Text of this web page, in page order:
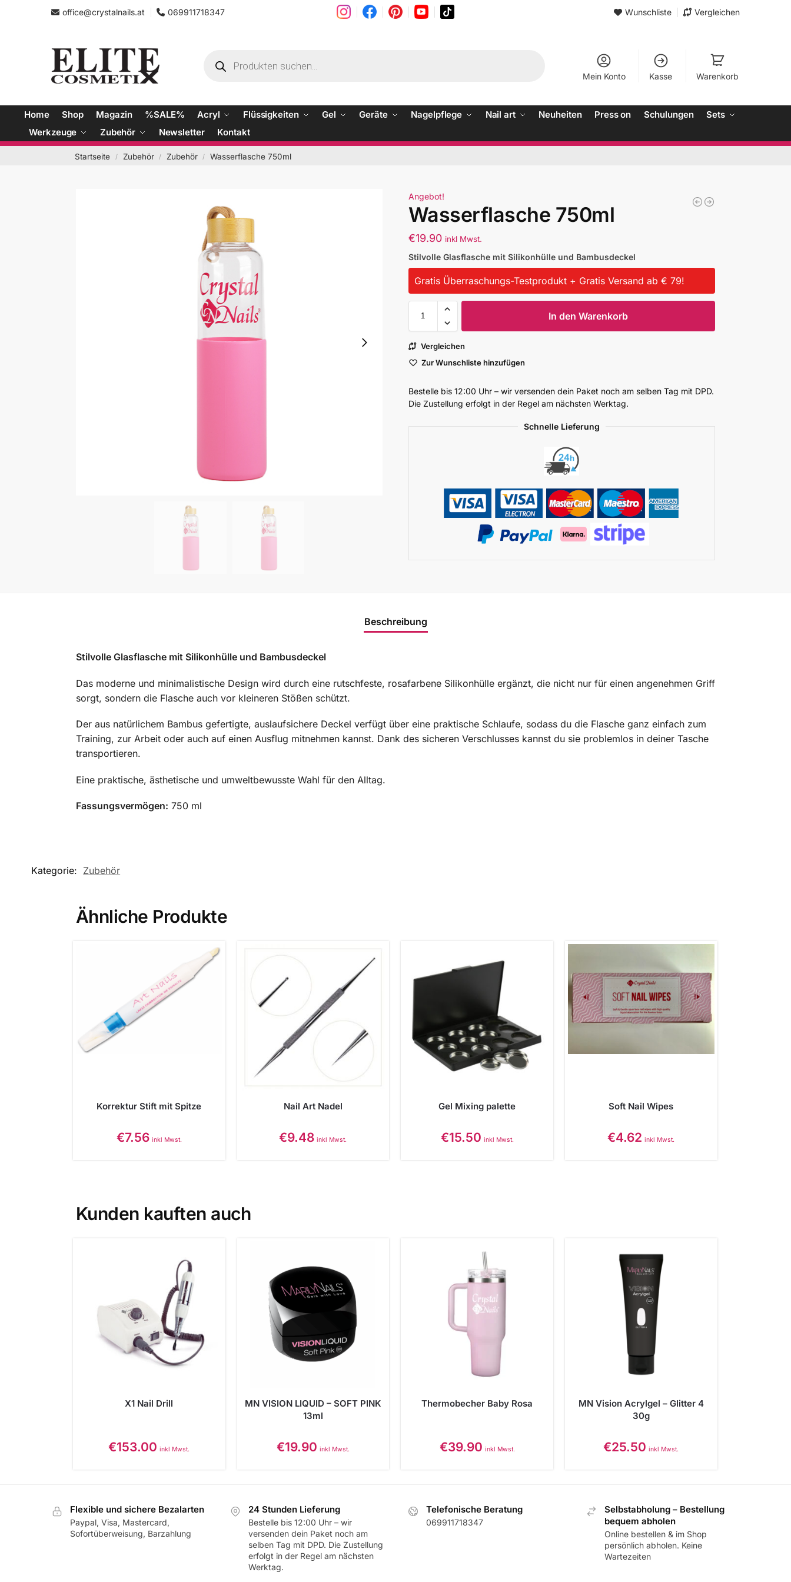
office@crystalnails.at 069911718347 Wunschliste Vergleichen
Mein Konto Kasse Warenkorb
Home Shop Magazin %SALE% Acryl Flüssigkeiten Gel Geräte Nagelpflege Nail art Neuheiten Press on Schulungen
Sets
Werkzeuge
Zubehör Newsletter Kontakt
Startseite / Zubehör / Zubehör / Wasserflasche 750ml
Angebot!
Wasserflasche 750ml
€19.90 inkl Mwst.
Stilvolle Glasflasche mit Silikonhülle und Bambusdeckel
Gratis Überraschungs-Testprodukt + Gratis Versand ab € 79!
In den Warenkorb
Vergleichen
Zur Wunschliste hinzufügen
Bestelle bis 12:00 Uhr – wir versenden dein Paket noch am selben Tag mit DPD.
Die Zustellung erfolgt in der Regel am nächsten Werktag.
Schnelle Lieferung
Beschreibung
Stilvolle Glasflasche mit Silikonhülle und Bambusdeckel
Das moderne und minimalistische Design wird durch eine rutschfeste, rosafarbene Silikonhülle ergänzt, die nicht nur für einen angenehmen Griff
sorgt, sondern die Flasche auch vor kleineren Stößen schützt.
Der aus natürlichem Bambus gefertigte, auslaufsichere Deckel verfügt über eine praktische Schlaufe, sodass du die Flasche ganz einfach zum
Training, zur Arbeit oder auch auf einen Ausflug mitnehmen kannst. Dank des sicheren Verschlusses kannst du sie problemlos in deiner Tasche
transportieren.
Eine praktische, ästhetische und umweltbewusste Wahl für den Alltag.
Fassungsvermögen: 750 ml
Kategorie: Zubehör
Ähnliche Produkte
Korrektur Stift mit Spitze
€7.56 inkl Mwst.
Nail Art Nadel
€9.48 inkl Mwst.
Gel Mixing palette
€15.50 inkl Mwst.
Soft Nail Wipes
€4.62 inkl Mwst.
Kunden kauften auch
X1 Nail Drill
€153.00 inkl Mwst.
MN VISION LIQUID – SOFT PINK
13ml
€19.90 inkl Mwst.
Thermobecher Baby Rosa
€39.90 inkl Mwst.
MN Vision Acrylgel – Glitter 4
30g
€25.50 inkl Mwst.
Flexible und sichere Bezalarten
Paypal, Visa, Mastercard,
Sofortüberweisung, Barzahlung
24 Stunden Lieferung
Bestelle bis 12:00 Uhr – wir
versenden dein Paket noch am
selben Tag mit DPD. Die Zustellung
erfolgt in der Regel am nächsten
Werktag.
Telefonische Beratung
069911718347
Selbstabholung – Bestellung
bequem abholen
Online bestellen & im Shop
persönlich abholen. Keine
Wartezeiten